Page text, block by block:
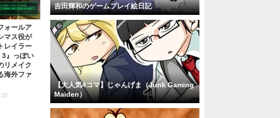
ォールア
マス役が
レイラー
』っぽい
リメイク
海外ファ
吉田輝和のゲームプレイ絵日記
【大人気4コマ】じゃんげま（Junk Gaming
Maiden）